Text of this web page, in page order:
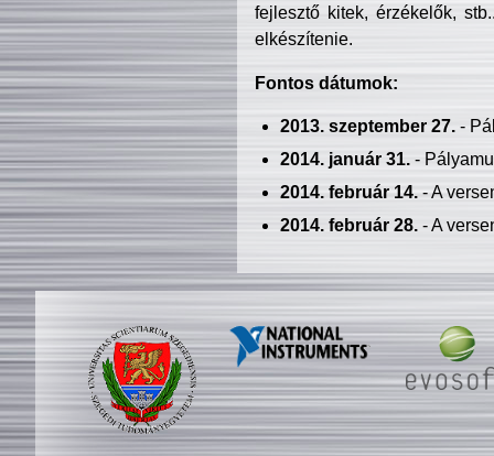
fejlesztő kitek, érzékelők,
elkészítenie.
Fontos dátumok:
2013. szeptember 27.-
2014. január 31.-
2014. február 14.- A
2014. február 28.- A